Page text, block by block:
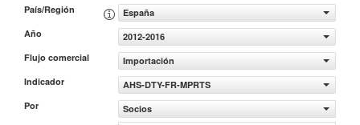
País/Región
España
Año
2012-2016
Flujo comercial
Importación
Indicador
AHS-DTY-FR-MPRTS
Por
Socios